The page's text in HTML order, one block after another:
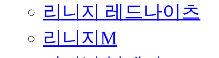
리니지 레드나이츠
리니지M